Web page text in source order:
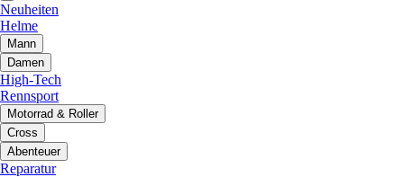
Neuheiten
Helme
Mann
Damen
High-Tech
Rennsport
Motorrad & Roller
Cross
Abenteuer
Reparatur